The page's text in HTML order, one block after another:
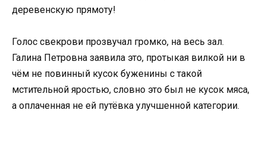
деревенскую прямоту!
Голос свекрови прозвучал громко, на весь зал.
Галина Петровна заявила это, протыкая вилкой ни в
чём не повинный кусок буженины с такой
мстительной яростью, словно это был не кусок мяса,
а оплаченная не ей путёвка улучшенной категории.